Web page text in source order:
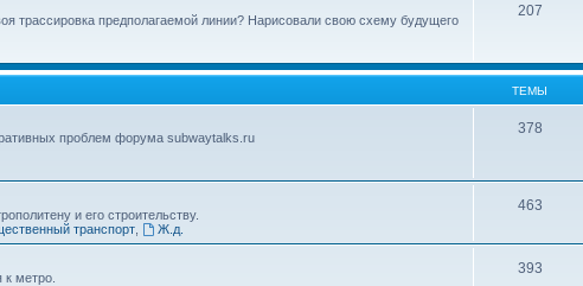
трассировка предполагаемой линии? Нарисовали свою схему будущего
207
ТЕМЫ
проблем форума subwaytalks.ru
378
и его строительству.
транспорт, Ж.д.
463
метро.
393